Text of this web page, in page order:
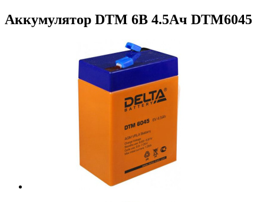
Аккумулятор DTM 6В 4.5Ач DTM6045